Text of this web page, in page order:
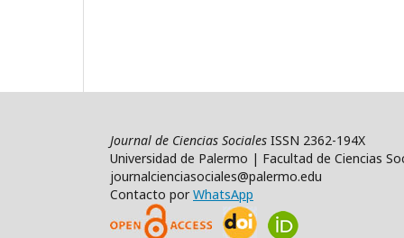
Journal de Ciencias Sociales ISSN 2362-194X
Universidad de Palermo | Facultad de Ciencias
journalcienciasociales@palermo.edu
Contacto porWhatsApp